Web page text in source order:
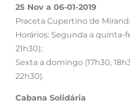
25 Nov a 06-01-2019
Praceta Cupertino de
Horários: Segunda a quinta-
21h30);
Sexta a domingo (17h30,
22h30).
Cabana Solidária